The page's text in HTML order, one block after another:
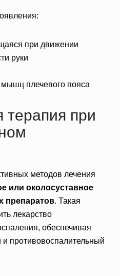
при движении
руки
плечевого пояса
терапия при
методов лечения
или околосуставное
препаратов. Такая
лекарство
обеспечивая
противовоспалительный